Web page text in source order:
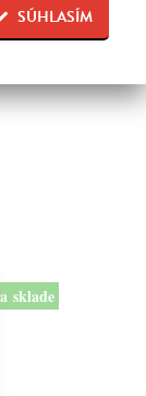
SÚHLASÍM
ich krok za
prevedie celým
sklade